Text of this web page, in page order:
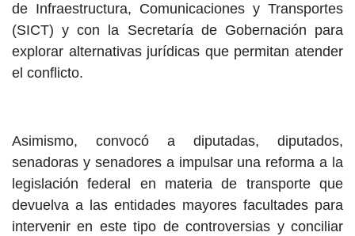
de Infraestructura, Comunicaciones y Transportes
(SICT) y con la Secretaría de Gobernación para
explorar alternativas jurídicas que permitan atender
el conflicto.
Asimismo, convocó a diputadas, diputados,
senadoras y senadores a impulsar una reforma a la
legislación federal en materia de transporte que
devuelva a las entidades mayores facultades para
intervenir en este tipo de controversias y conciliar